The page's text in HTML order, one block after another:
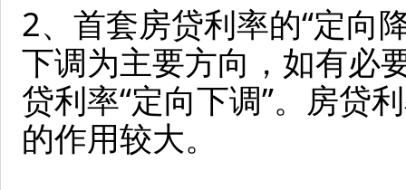
2、首套房贷利率的“定向
下调为主要方向，如有必
贷利率“定向下调”。房贷
的作用较大。